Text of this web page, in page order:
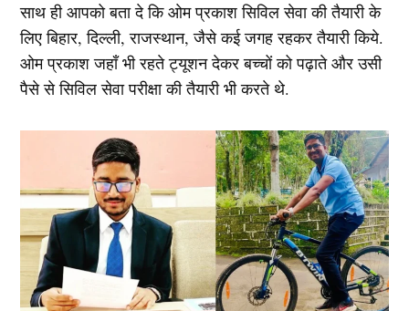
साथ ही आपको बता दे कि ओम प्रकाश सिविल सेवा की तैयारी के
लिए बिहार, दिल्ली, राजस्थान, जैसे कई जगह रहकर तैयारी किये.
ओम प्रकाश जहाँ भी रहते ट्यूशन देकर बच्चों को पढ़ाते और उसी
पैसे से सिविल सेवा परीक्षा की तैयारी भी करते थे.